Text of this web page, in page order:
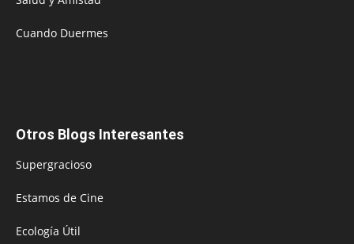
Cuando Duermes
Otros Blogs Interesantes
Supergracioso
Estamos de Cine
Ecología Útil